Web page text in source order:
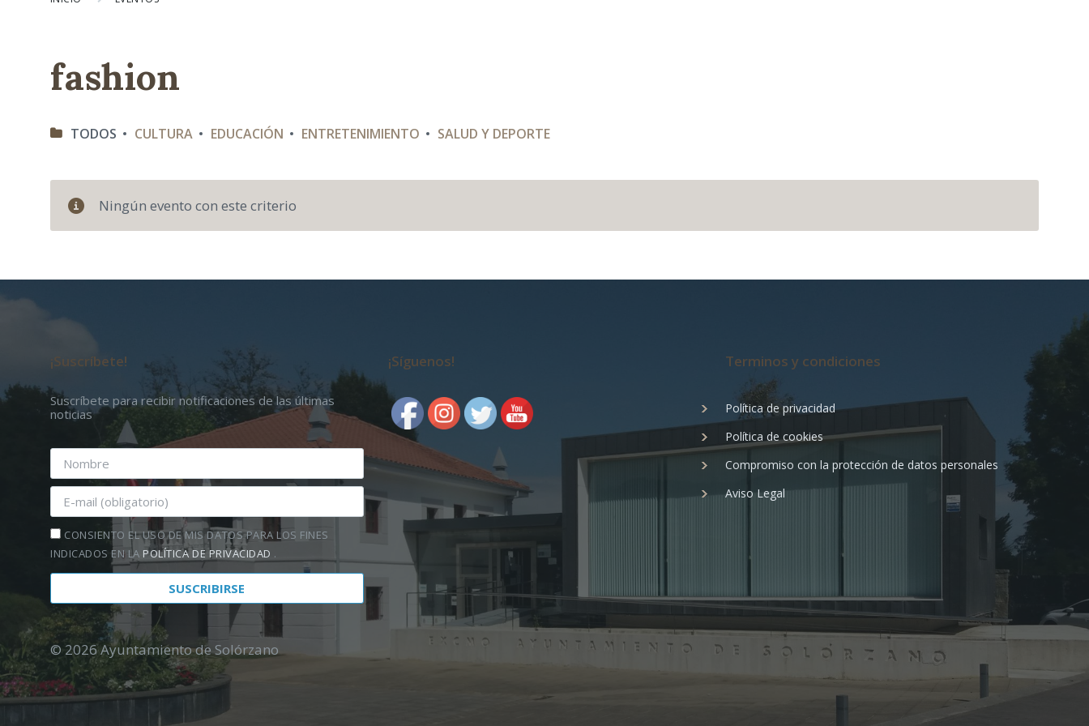
fashion
C
G
A
TODOS CULTURA EDUCACIÓN ENTRETENIMIENTO SALUD Y DEPORTE
Ningún evento con este criterio
¡Suscríbete!
Suscríbete para recibir notificaciones de las últimas
noticias
CONSIENTO EL USO DE MIS DATOS PARA LOS FINES
INDICADOS EN LAPOLÍTICA DE PRIVACIDAD .
¡Síguenos! Terminos y condiciones
Política de privacidad
Política de cookies
Compromiso con la protección de datos personales
Aviso Legal
© 2026 Ayuntamiento de Solórzano